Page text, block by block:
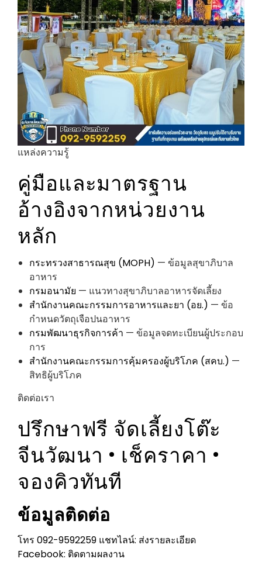
แหล่งความรู้
คู่มือและมาตรฐาน
อ้างอิงจากหน่วยงาน
หลัก
กระทรวงสาธารณสุข (MOPH) — ข้อมูลสุขาภิบาล
อาหาร
กรมอนามัย — แนวทางสุขาภิบาลอาหารจัดเลี้ยง
สำนักงานคณะกรรมการอาหารและยา (อย.) — ข้อ
กำหนดวัตถุเจือปนอาหาร
กรมพัฒนาธุรกิจการค้า — ข้อมูลจดทะเบียนผู้ประกอบ
การ
สำนักงานคณะกรรมการคุ้มครองผู้บริโภค (สคบ.) —
สิทธิผู้บริโภค
ติดต่อเรา
ปรึกษาฟรี จัดเลี้ยงโต๊ะ
จีนวัฒนา • เช็คราคา •
จองคิวทันที
ข้อมูลติดต่อ
โทร 092-9592259 แชทไลน์: ส่งรายละเอียด
Facebook: ติดตามผลงาน